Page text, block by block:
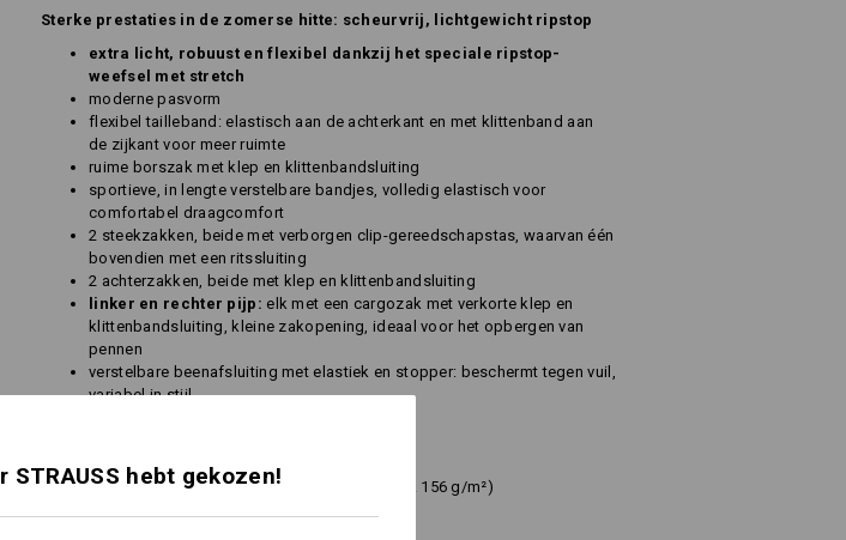
Sterke prestaties in de zomerse hitte: scheurvrij, lichtgewicht ripstop
extra licht, robuust en flexibel dankzij het speciale ripstop-
weefsel met stretch
moderne pasvorm
flexibel tailleband: elastisch aan de achterkant en met klittenband aan
de zijkant voor meer ruimte
ruime borszak met klep en klittenbandsluiting
sportieve, in lengte verstelbare bandjes, volledig elastisch voor
comfortabel draagcomfort
2 steekzakken, beide met verborgen clip-gereedschapstas, waarvan één
bovendien met een ritssluiting
2 achterzakken, beide met klep en klittenbandsluiting
linker en rechter pijp: elk met een cargozak met verkorte klep en
klittenbandsluiting, kleine zakopening, ideaal voor het opbergen van
pennen
verstelbare beenafsluiting met elastiek en stopper: beschermt tegen vuil,
variabel in stijl
Materiaal:
Bovenmateriaal 96 % Polyamide / (ca. 156 g/m²)
STRAUSS hebt gekozen!